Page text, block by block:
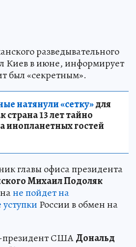
разведывательного
Киев в июне, информирует
был «секретным».
натянули «сетку»для
13 лет тайно
инопланетных гостей
главы офиса президента
Михаил Подоляк
не пойдет на
России в обмен на
президент СШАДональд